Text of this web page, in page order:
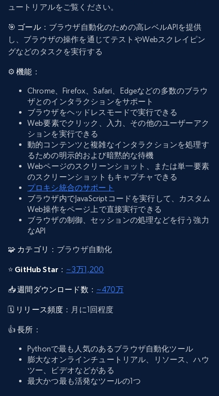
ュートリアルをご覧ください。
🎯 ゴール：ブラウザ自動化のための高レベルAPIを提供
し、ブラウザの操作を通じてテストやWebスクレイピン
グなどのタスクを実行する
⚙️機能 ：
Chrome、Firefox、Safari、Edgeなどの多数のブラウ
ザとのインタラクションをサポート
ブラウザをヘッドレスモードで実行できる
Web要素でクリック、入力、その他のユーザーアク
ションを実行できる
動的コンテンツと複雑なインタラクションを処理す
るための明示的および暗黙的な待機
Webページのスクリーンショット、または単一要素
のスクリーンショットもキャプチャできる
プロキシ統合のサポート
ブラウザ内でJavaScriptコードを実行して、カスタム
Web操作をページ上で直接実行できる
ブラウザの制御、セッションの処理などを行う強力
なAPI
🧩 カテゴリ ：ブラウザ自動化
⭐ GitHub Star ： ~3万1,200
📥週間ダウンロード数 ： ~470万
🗓️ リリース頻度 ：月に1回程度
👍長所 ：
Pythonで最も人気のあるブラウザ自動化ツール
膨大なオンラインチュートリアル、リソース、ハウ
ツー、ビデオなどがある
最大かつ最も活発なツールの1つ